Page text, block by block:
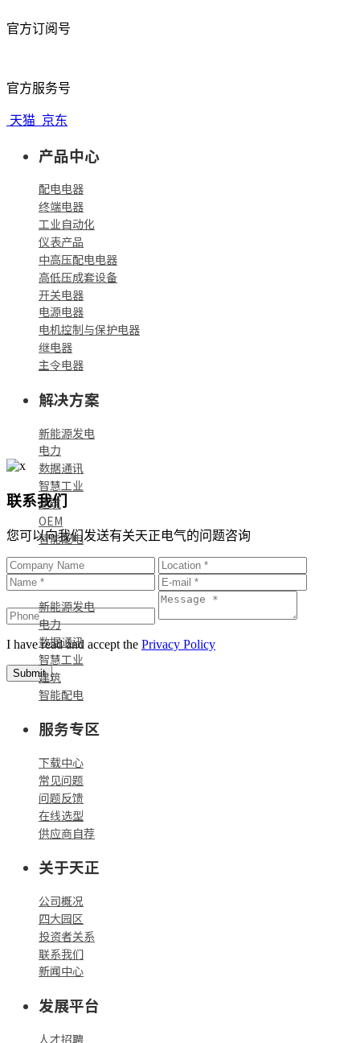
官方订阅号
官方服务号
天猫 京东
产品中心
配电电器
终端电器
工业自动化
仪表产品
中高压配电电器
高低压成套设备
开关电器
电源电器
电机控制与保护电器
继电器
主令电器
解决方案
新能源发电
电力
数据通讯
智慧工业
建筑
OEM
智能配电
标杆案例
新能源发电
电力
数据通讯
智慧工业
建筑
智能配电
服务专区
下载中心
常见问题
问题反馈
在线选型
供应商自荐
关于天正
公司概况
四大园区
投资者关系
联系我们
新闻中心
发展平台
人才招聘
联系我们
您可以向我们发送有关天正电气的问题咨询
I have read and accept the Privacy Policy
Submit